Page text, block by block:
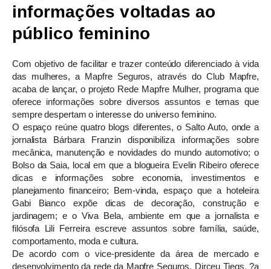
informações voltadas ao
público feminino
Com objetivo de facilitar e trazer conteúdo diferenciado à vida
das mulheres, a Mapfre Seguros, através do Club Mapfre,
acaba de lançar, o projeto Rede Mapfre Mulher, programa que
oferece informações sobre diversos assuntos e temas que
sempre despertam o interesse do universo feminino.
O espaço reúne quatro blogs diferentes, o Salto Auto, onde a
jornalista Bárbara Franzin disponibiliza informações sobre
mecânica, manutenção e novidades do mundo automotivo; o
Bolso da Saia, local em que a blogueira Evelin Ribeiro oferece
dicas e informações sobre economia, investimentos e
planejamento financeiro; Bem-vinda, espaço que a hoteleira
Gabi Bianco expõe dicas de decoração, construção e
jardinagem; e o Viva Bela, ambiente em que a jornalista e
filósofa Lili Ferreira escreve assuntos sobre família, saúde,
comportamento, moda e cultura.
De acordo com o vice-presidente da área de mercado e
desenvolvimento da rede da Mapfre Seguros, Dirceu Tiegs, ?a